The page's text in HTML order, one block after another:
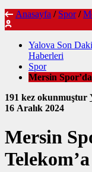
Anasayfa / Spor /
Yalova Son
Haberleri
Spor
Mersin
191 kez okunmuştur
16 Aralık 2024
Mersin